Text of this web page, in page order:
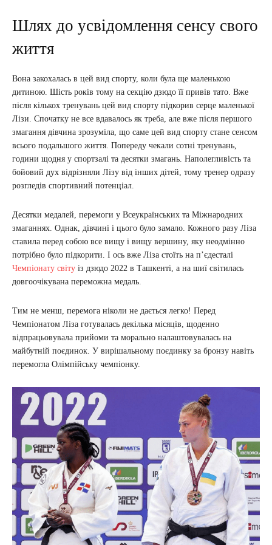
Шлях до усвідомлення сенсу свого
життя
Вона закохалась в цей вид спорту, коли була ще маленькою
дитиною. Шість років тому на секцію дзюдо її привів тато. Вже
після кількох тренувань цей вид спорту підкорив серце маленької
Лізи. Спочатку не все вдавалось як треба, але вже після першого
змагання дівчина зрозуміла, що саме цей вид спорту стане сенсом
всього подальшого життя. Попереду чекали сотні тренувань,
години щодня у спортзалі та десятки змагань. Наполегливість та
бойовий дух відрізняли Лізу від інших дітей, тому тренер одразу
розгледів спортивний потенціал.
Десятки медалей, перемоги у Всеукраїнських та Міжнародних
змаганнях. Однак, дівчині і цього було замало. Кожного разу Ліза
ставила перед собою все вищу і вищу вершину, яку неодмінно
потрібно було підкорити. І ось вже Ліза стоїть на п’єдесталі
Чемпіонату світу із дзюдо 2022 в Ташкенті, а на шиї світилась
довгоочікувана переможна медаль.
Тим не менш, перемога ніколи не дається легко! Перед
Чемпіонатом Ліза готувалась декілька місяців, щоденно
відпрацьовувала прийоми та морально налаштовувалась на
майбутній поєдинок. У вирішальному поєдинку за бронзу навіть
перемогла Олімпійську чемпіонку.